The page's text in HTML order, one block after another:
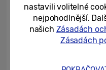
(GTG), což spolu s
FreeSync™
přináší plynulý
Standard VESA
nastavili volitelné
nejpohodlnější.
našich Zásadách
Zásadách